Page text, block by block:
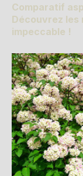
Comparatif
Découvrez les
impeccable !